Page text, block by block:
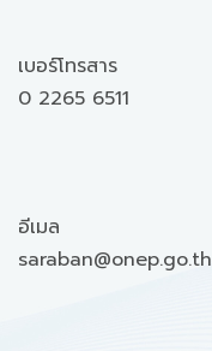
เบอร์โทรสาร
0 2265 6511
อีเมล
saraban@onep.go.th